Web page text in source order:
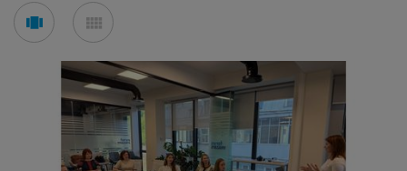
Voir
en
carousel
en
mosaïque